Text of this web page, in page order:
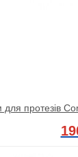
для протезів